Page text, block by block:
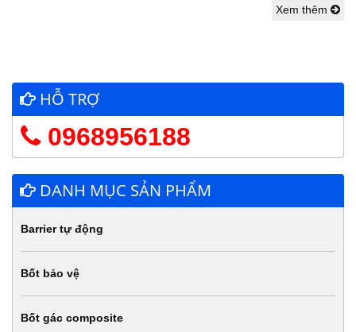
Xem thêm
HỖ TRỢ
0968956188
DANH MỤC SẢN PHẨM
Barrier tự động
Bốt bảo vệ
Bốt gác composite